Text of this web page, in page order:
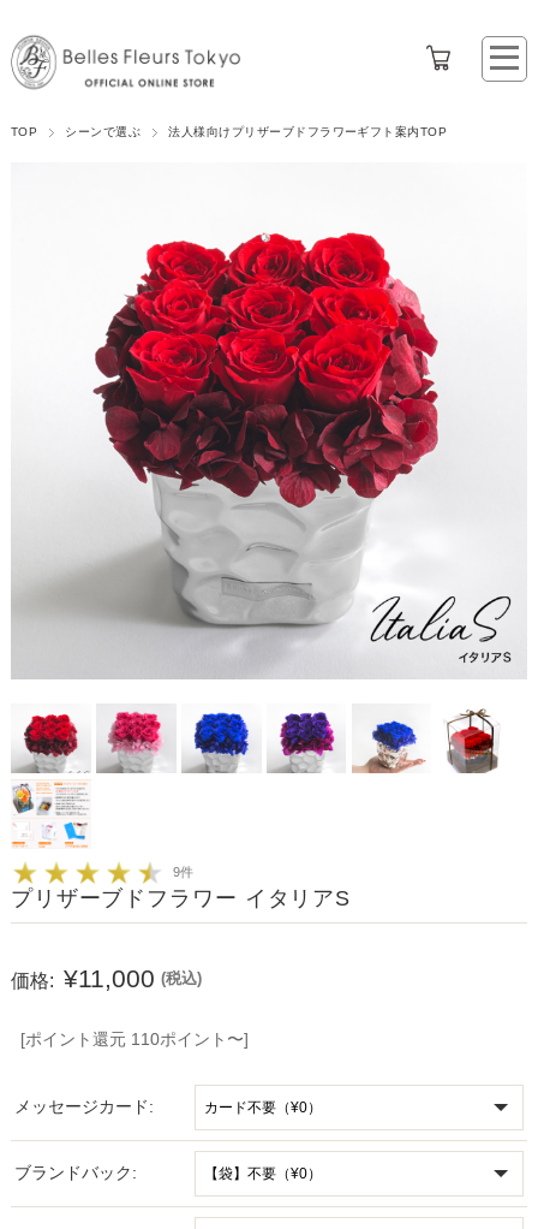
TOP シーンで選ぶ 法人様向けプリザーブドフラワーギフト案内TOP
9件
プリザーブドフラワー イタリアS
価格: ¥11,000 (税込)
[ポイント還元 110ポイント〜]
メッセージカード:
ブランドバック: